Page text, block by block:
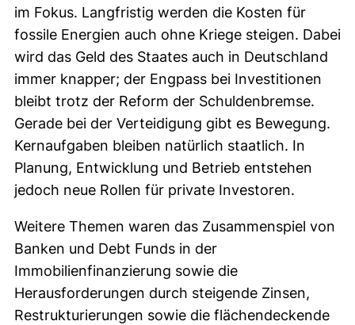
im Fokus. Langfristig werden die Kosten für
fossile Energien auch ohne Kriege steigen. Dabei
wird das Geld des Staates auch in Deutschland
immer knapper; der Engpass bei Investitionen
bleibt trotz der Reform der Schuldenbremse.
Gerade bei der Verteidigung gibt es Bewegung.
Kernaufgaben bleiben natürlich staatlich. In
Planung, Entwicklung und Betrieb entstehen
jedoch neue Rollen für private Investoren.
Weitere Themen waren das Zusammenspiel von
Banken und Debt Funds in der
Immobilienfinanzierung sowie die
Herausforderungen durch steigende Zinsen,
Restrukturierungen sowie die flächendeckende